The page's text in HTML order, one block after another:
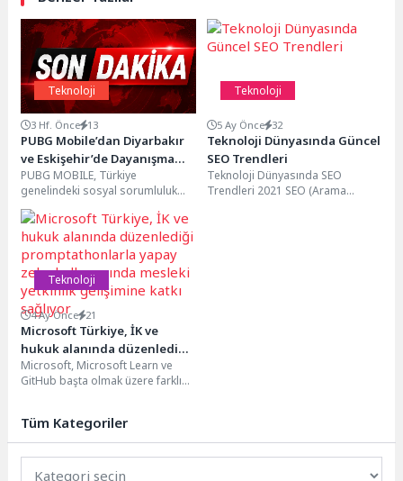
Teknoloji
3 Hf. Önce 13
PUBG Mobile’dan Diyarbakır
ve Eskişehir’de Dayanışma
Köprüsü
PUBG MOBILE, Türkiye
genelindeki sosyal sorumluluk
çalışmaları kapsamında
Diyarbakır ve Eskişehir'de yeni
projelere imza attı....
Teknoloji
5 Ay Önce 32
Teknoloji Dünyasında Güncel
SEO Trendleri
Teknoloji Dünyasında SEO
Trendleri 2021 SEO (Arama
Teknoloji
4 Ay Önce 21
Microsoft Türkiye, İK ve
hukuk alanında düzenlediği
promptathonlarla yapay zeka
kullanımında mesleki
sağlıyor
Microsoft, Microsoft Learn ve
GitHub başta olmak üzere farklı
Tüm Kategoriler